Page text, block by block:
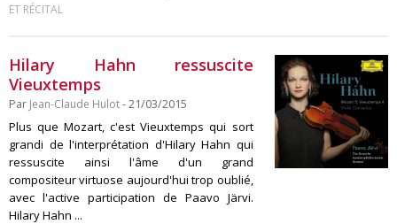
ET RÉCITAL
Hilary Hahn ressuscite
Vieuxtemps
Par Jean-Claude Hulot- 21/03/2015
Plus que Mozart, c'est Vieuxtemps qui sort
grandi de l'interprétation d'Hilary Hahn qui
ressuscite ainsi l'âme d'un grand
compositeur virtuose aujourd'hui trop oublié,
avec l'active participation de Paavo Järvi.
Hilary Hahn ...